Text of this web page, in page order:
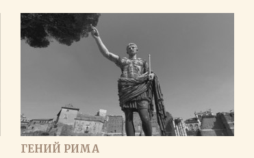
ГЕНИЙ РИМА